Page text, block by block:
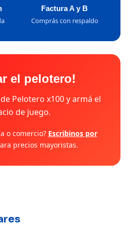
Factura A y B
Comprás con respaldo
el pelotero!
Pelotero x100 y armá el
de juego.
o comercio? Escribinos por
precios mayoristas.